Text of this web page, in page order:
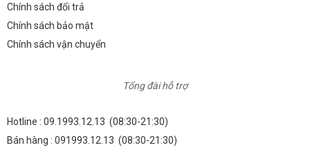
Chính sách đổi trả
Chính sách bảo mật
Chính sách vận chuyển
Tổng đài hỗ trợ
Hotline : 09.1993.12.13 (08:30-21:30)
Bán hàng : 091993.12.13 (08:30-21:30)